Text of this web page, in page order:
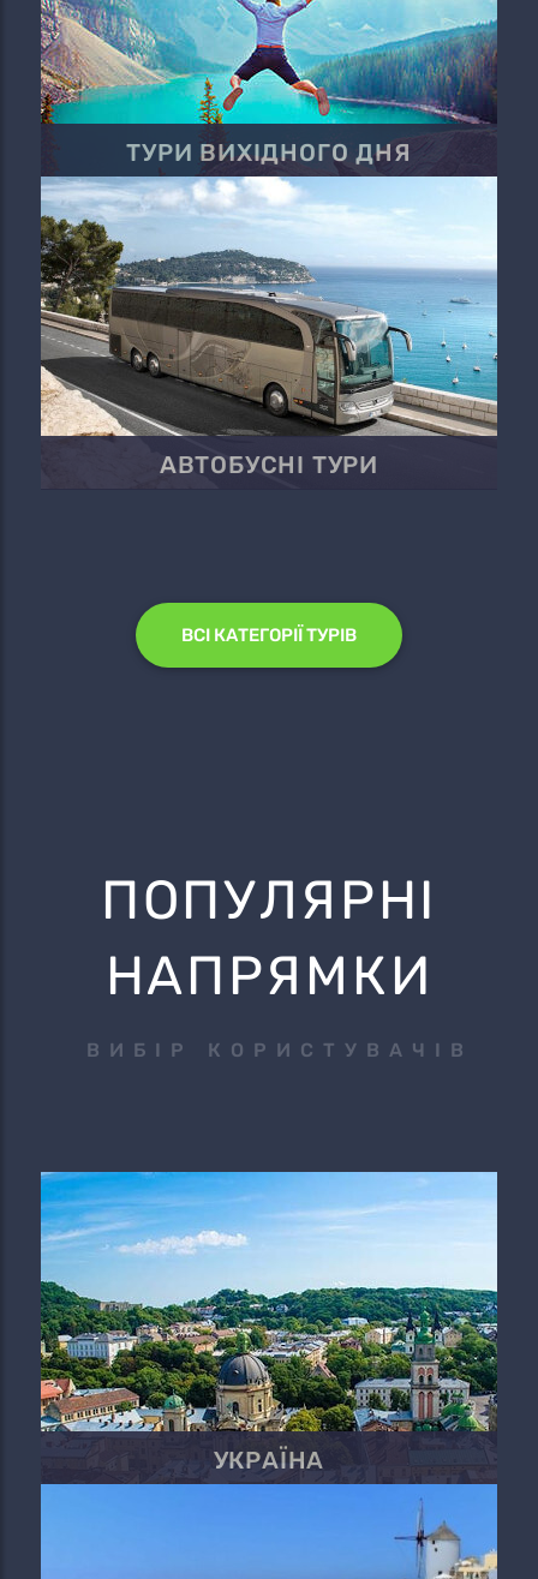
ТУРИ ВИХІДНОГО ДНЯ
АВТОБУСНІ ТУРИ
ВСІ КАТЕГОРІЇ ТУРІВ
ПОПУЛЯРНІ
НАПРЯМКИ
ВИБІР КОРИСТУВАЧІВ
УКРАЇНА